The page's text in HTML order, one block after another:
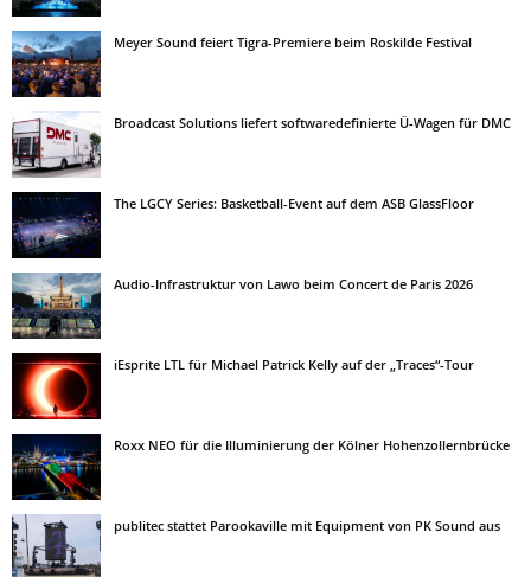
Meyer Sound feiert Tigra-Premiere beim Roskilde Festival
Broadcast Solutions liefert softwaredefinierte Ü-Wagen für DMC
The LGCY Series: Basketball-Event auf dem ASB GlassFloor
Audio-Infrastruktur von Lawo beim Concert de Paris 2026
iEsprite LTL für Michael Patrick Kelly auf der „Traces“-Tour
Roxx NEO für die Illuminierung der Kölner Hohenzollernbrücke
publitec stattet Parookaville mit Equipment von PK Sound aus